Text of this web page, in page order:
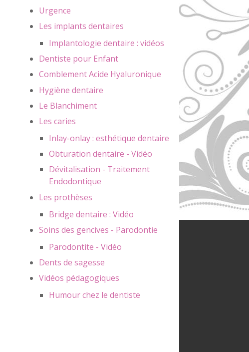
Urgence
Les implants dentaires
Implantologie dentaire : vidéos
Dentiste pour Enfant
Comblement Acide Hyaluronique
Hygiène dentaire
Le Blanchiment
Les caries
Inlay-onlay : esthétique dentaire
Obturation dentaire - Vidéo
Dévitalisation - Traitement
Endodontique
Les prothèses
Bridge dentaire : Vidéo
Soins des gencives - Parodontie
Parodontite - Vidéo
Dents de sagesse
Vidéos pédagogiques
Humour chez le dentiste